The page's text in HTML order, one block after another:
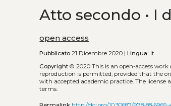
Atto secondo • I
open access
Pubblicato 21 Dicembre 2020 |Lingua: it
Copyright © 2020This is an open-access
reproduction is permitted, provided that the
with accepted academic practice. The
terms.